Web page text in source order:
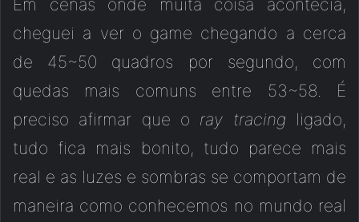
Em cenas onde muita coisa acontecia,
cheguei a ver o game chegando a cerca
de 45~50 quadros por segundo, com
quedas mais comuns entre 53~58. É
preciso afirmar que o ray tracing ligado,
tudo fica mais bonito, tudo parece mais
real e as luzes e sombras se comportam de
maneira como conhecemos no mundo real